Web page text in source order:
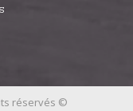
réservés ©